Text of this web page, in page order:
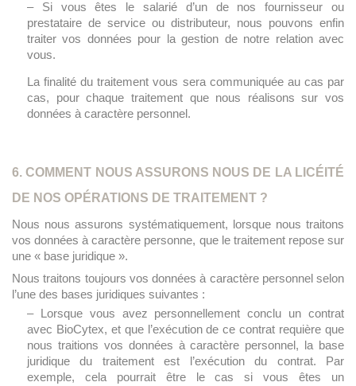
– Si vous êtes le salarié d’un de nos fournisseur ou
prestataire de service ou distributeur, nous pouvons enfin
traiter vos données pour la gestion de notre relation avec
vous.
La finalité du traitement vous sera communiquée au cas par
cas, pour chaque traitement que nous réalisons sur vos
données à caractère personnel.
6. COMMENT NOUS ASSURONS NOUS DE LA LICÉITÉ
DE NOS OPÉRATIONS DE TRAITEMENT ?
Nous nous assurons systématiquement, lorsque nous traitons
vos données à caractère personne, que le traitement repose sur
une « base juridique ».
Nous traitons toujours vos données à caractère personnel selon
l’une des bases juridiques suivantes :
– Lorsque vous avez personnellement conclu un contrat
avec BioCytex, et que l’exécution de ce contrat requière que
nous traitions vos données à caractère personnel, la base
juridique du traitement est l’exécution du contrat. Par
exemple, cela pourrait être le cas si vous êtes un